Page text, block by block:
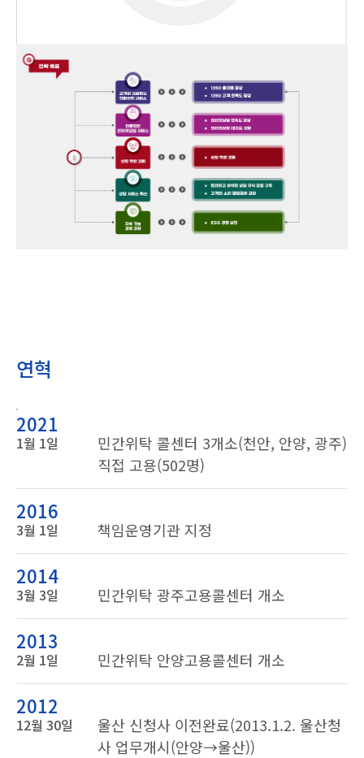
연혁
2021
1월 1일
민간위탁 콜센터 3개소(천안, 안양, 광주)
직접 고용(502명)
2016
3월 1일 책임운영기관 지정
2014
3월 3일 민간위탁 광주고용콜센터 개소
2013
2월 1일 민간위탁 안양고용콜센터 개소
2012
12월 30일
울산 신청사 이전완료(2013.1.2. 울산청
사 업무개시(안양→울산))